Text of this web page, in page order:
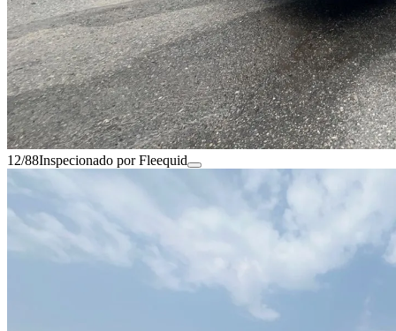
12/88Inspecionado por Fleequid